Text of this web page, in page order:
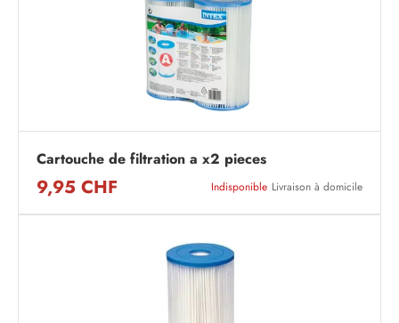
Cartouche de filtration a x2 pieces
9,95 CHF Indisponible Livraison à domicile